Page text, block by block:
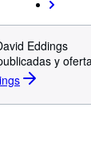
Eddings
y